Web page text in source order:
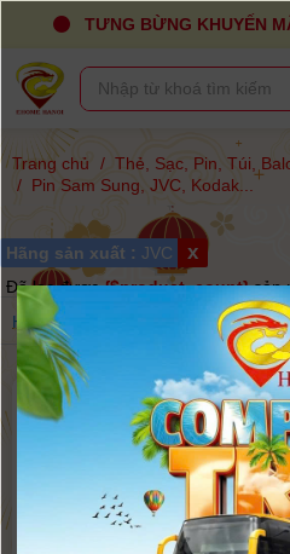
TƯNG BỪNG KHUYẾN
Trang chủ / Thẻ, Sạc, Pin, Túi,
/ Pin Sam Sung, JVC, Kodak...
Hãng sản xuất : JVC x
Đã lọc được{$product_count}sản
Hãng
Sắp